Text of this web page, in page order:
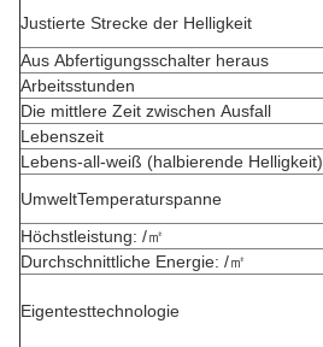
Justierte Strecke der Helligkeit
Aus Abfertigungsschalter heraus
Arbeitsstunden
Die mittlere Zeit zwischen Ausfall
Lebenszeit
Lebens-all-weiß (halbierende Helligkeit)
UmweltTemperaturspanne
Höchstleistung: /㎡
Durchschnittliche Energie: /㎡
Eigentesttechnologie